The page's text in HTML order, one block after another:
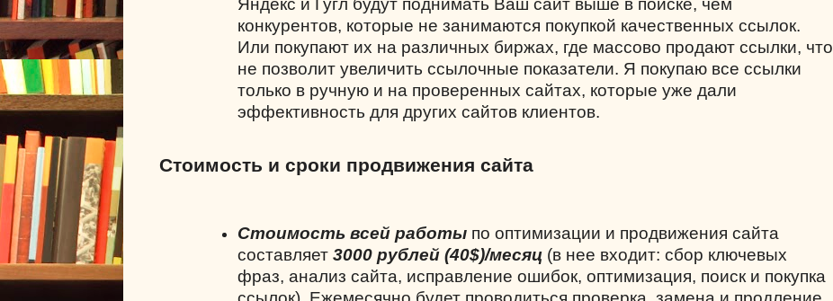
Яндекс и Гугл будут поднимать Ваш сайт выше в поиске, чем
конкурентов, которые не занимаются покупкой качественных ссылок.
Или покупают их на различных биржах, где массово продают ссылки, что
не позволит увеличить ссылочные показатели. Я покупаю все ссылки
только в ручную и на проверенных сайтах, которые уже дали
эффективность для других сайтов клиентов.
Стоимость и сроки продвижения сайта
Стоимость всей работыпо оптимизации и продвижения сайта
составляет 3000 рублей (40$)/месяц (в нее входит: сбор ключевых
фраз, анализ сайта, исправление ошибок, оптимизация, поиск и покупка